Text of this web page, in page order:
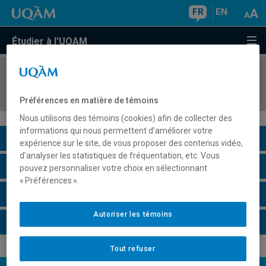
FR EN
Étudier à l'UQAM
COURS//
Description du cours
Horaire - Été 2026
Préférences en matière de témoins
Nous utilisons des témoins (cookies) afin de collecter des
informations qui nous permettent d’améliorer votre
expérience sur le site, de vous proposer des contenus vidéo,
d’analyser les statistiques de fréquentation, etc. Vous
pouvez personnaliser votre choix en sélectionnant
« Préférences ».
Tout refuser
Autoriser les témoins